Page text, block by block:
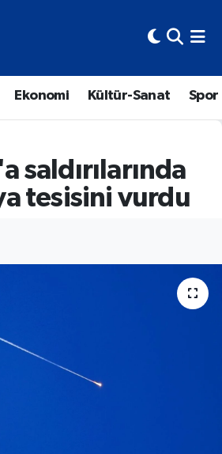
Ekonomi Kültür-Sanat Spor
saldırılarında
tesisini vurdu
Durumu ve Fikstür